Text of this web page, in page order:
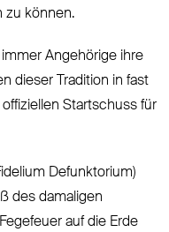
zu können.
Angehörige ihre
dieser Tradition in fast
Startschuss für
Defunktorium)
des damaligen
auf die Erde